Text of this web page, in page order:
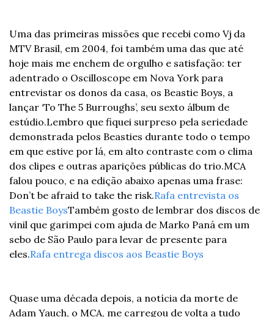
Uma das primeiras missões que recebi como Vj da
MTV Brasil, em 2004, foi também uma das que até
hoje mais me enchem de orgulho e satisfação: ter
adentrado o Oscilloscope em Nova York para
entrevistar os donos da casa, os Beastie Boys, a
lançar ‘To The 5 Burroughs’, seu sexto álbum de
estúdio.Lembro que fiquei surpreso pela seriedade
demonstrada pelos Beasties durante todo o tempo
em que estive por lá, em alto contraste com o clima
dos clipes e outras aparições públicas do trio.MCA
falou pouco, e na edição abaixo apenas uma frase:
Don’t be afraid to take the risk.Rafa entrevista os
Beastie BoysTambém gosto de lembrar dos discos de
vinil que garimpei com ajuda de Marko Paná em um
sebo de São Paulo para levar de presente para
eles.Rafa entrega discos aos Beastie Boys
Quase uma década depois, a notícia da morte de
Adam Yauch, o MCA, me carregou de volta a tudo